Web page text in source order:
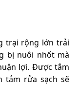
trại rộng lớn trải
bị nuôi nhốt mà
lợi. Được tắm
tắm rửa sạch sẽ